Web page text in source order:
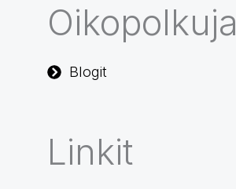
Oikopolkuja
Blogit
Linkit